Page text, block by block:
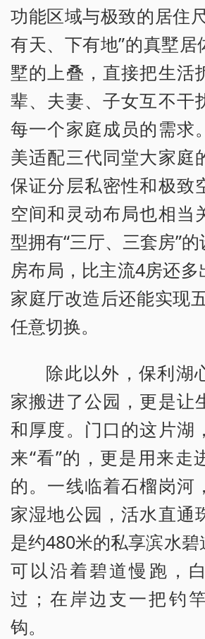
功能区域与极致的居住
有天、下有地”的真墅
墅的上叠，直接把生活
辈、夫妻、子女互不干
每一个家庭成员的需求
美适配三代同堂大家庭
保证分层私密性和极致
空间和灵动布局也相当
型拥有“三厅、三套房”
房布局，比主流4房还
家庭厅改造后还能实现
任意切换。
除此以外，保利湖
家搬进了公园，更是让
和厚度。门口的这片湖
来“看”的，更是用来走
的。一线临着石榴岗河
家湿地公园，活水直通
是约480米的私享滨水
可以沿着碧道慢跑，
过；在岸边支一把钓
钩。